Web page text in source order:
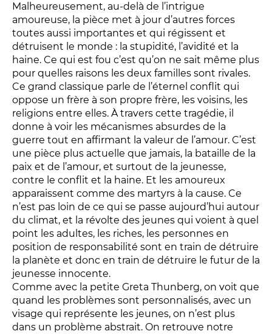
Malheureusement, au-delà de l’intrigue
amoureuse, la pièce met à jour d’autres forces
toutes aussi importantes et qui régissent et
détruisent le monde : la stupidité, l’avidité et la
haine. Ce qui est fou c’est qu’on ne sait même plus
pour quelles raisons les deux familles sont rivales.
Ce grand classique parle de l’éternel conflit qui
oppose un frère à son propre frère, les voisins, les
religions entre elles. À travers cette tragédie, il
donne à voir les mécanismes absurdes de la
guerre tout en affirmant la valeur de l’amour. C’est
une pièce plus actuelle que jamais, la bataille de la
paix et de l’amour, et surtout de la jeunesse,
contre le conflit et la haine. Et les amoureux
apparaissent comme des martyrs à la cause. Ce
n’est pas loin de ce qui se passe aujourd’hui autour
du climat, et la révolte des jeunes qui voient à quel
point les adultes, les riches, les personnes en
position de responsabilité sont en train de détruire
la planète et donc en train de détruire le futur de la
jeunesse innocente.
Comme avec la petite Greta Thunberg, on voit que
quand les problèmes sont personnalisés, avec un
visage qui représente les jeunes, on n’est plus
dans un problème abstrait. On retrouve notre